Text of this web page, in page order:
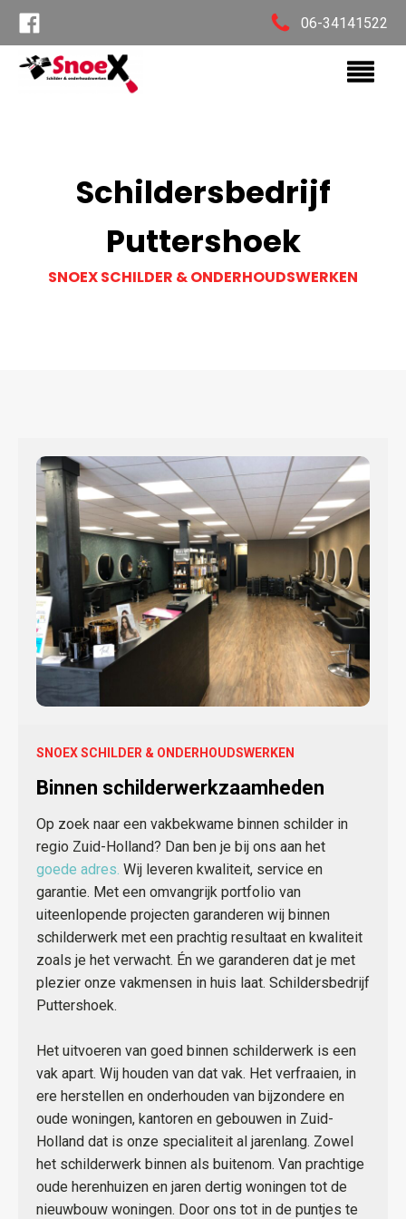
06-34141522
Schildersbedrijf
Puttershoek
SNOEX SCHILDER & ONDERHOUDSWERKEN
SNOEX SCHILDER & ONDERHOUDSWERKEN
Binnen schilderwerkzaamheden
Op zoek naar een vakbekwame binnen schilder in
regio Zuid-Holland? Dan ben je bij ons aan het
goede adres. Wij leveren kwaliteit, service en
garantie. Met een omvangrijk portfolio van
uiteenlopende projecten garanderen wij binnen
schilderwerk met een prachtig resultaat en kwaliteit
zoals je het verwacht. Én we garanderen dat je met
plezier onze vakmensen in huis laat. Schildersbedrijf
Puttershoek.
Het uitvoeren van goed binnen schilderwerk is een
vak apart. Wij houden van dat vak. Het verfraaien, in
ere herstellen en onderhouden van bijzondere en
oude woningen, kantoren en gebouwen in Zuid-
Holland dat is onze specialiteit al jarenlang. Zowel
het schilderwerk binnen als buitenom. Van prachtige
oude herenhuizen en jaren dertig woningen tot de
nieuwbouw woningen. Door ons tot in de puntjes te